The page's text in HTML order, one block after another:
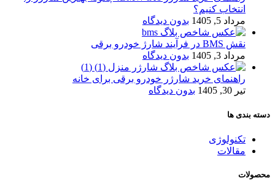
انتخاب کنیم؟
مرداد 5, 1405
بدون دیدگاه
نقش BMS در فرآیند شارژ خودرو برقی
مرداد 3, 1405
بدون دیدگاه
راهنمای خرید شارژر خودرو برقی برای خانه
تیر 30, 1405
بدون دیدگاه
دسته بندی ها
تکنولوژی
مقالات
محصولات